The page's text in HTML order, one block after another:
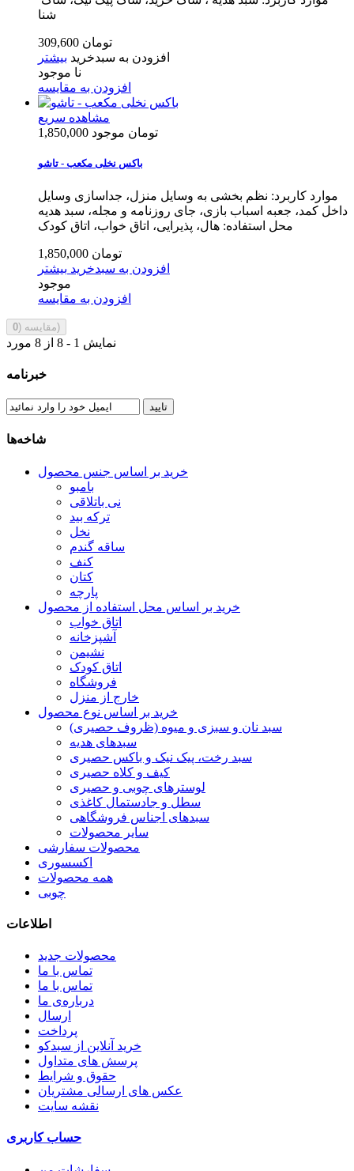
شنا
309,600 تومان
افزودن به سبدخرید بیشتر
نا موجود
افزودن به مقایسه
مشاهده سریع
1,850,000 تومان موجود
باکس نخلی مکعب - تاشو
موارد کاربرد: نظم بخشی به وسایل منزل، جداسازی وسایل
داخل کمد، جعبه اسباب بازی، جای روزنامه و مجله، سبد هدیه
محل استفاده: هال، پذیرایی، اتاق خواب، اتاق کودک
1,850,000 تومان
افزودن به سبدخرید بیشتر
موجود
افزودن به مقایسه
مقایسه (0 )
نمایش 1 - 8 از 8 مورد
خبرنامه
تایید
شاخه‌ها
خرید بر اساس جنس محصول
بامبو
نی باتلاقی
ترکه بید
نخل
ساقه گندم
کنف
کتان
پارچه
خرید بر اساس محل استفاده از محصول
اتاق خواب
آشپزخانه
نشیمن
اتاق کودک
فروشگاه
خارج از منزل
خرید بر اساس نوع محصول
سبد نان و سبزی و میوه (ظروف حصیری)
سبدهای هدیه
سبد رخت، پیک نیک و باکس حصیری
کیف و کلاه حصیری
لوسترهای چوبی و حصیری
سطل و جادستمال کاغذی
سبدهای اجناس فروشگاهی
سایر محصولات
محصولات سفارشی
اکسسوری
همه محصولات
چوبی
اطلاعات
محصولات جدید
تماس با ما
تماس با ما
درباره‌ی ما
ارسال
پرداخت
خرید آنلاین از سبدکو
پرسش های متداول
حقوق و شرایط
عکس های ارسالی مشتریان
نقشه سایت
حساب کاربری